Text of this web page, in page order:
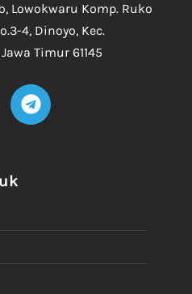
Lowokwaru Komp. Ruko
4, Dinoyo, Kec.
Timur 61145